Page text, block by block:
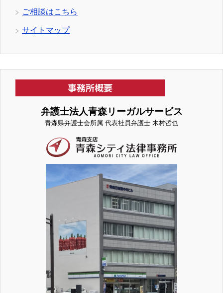
ご相談はこちら
サイトマップ
弁護士法人青森リーガルサービス
青森県弁護士会所属 代表社員弁護士 木村哲也